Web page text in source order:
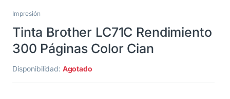
Impresión
Tinta Brother LC71C Rendimiento
300 Páginas Color Cian
Disponibilidad: Agotado